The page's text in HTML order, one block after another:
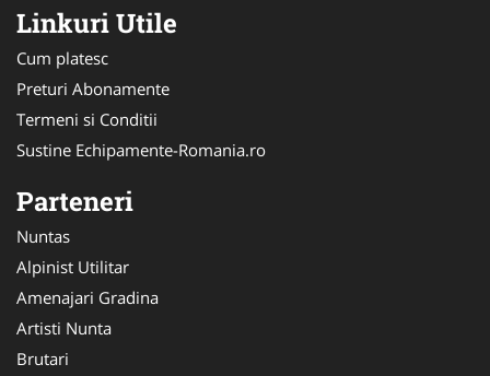
Linkuri Utile
Cum platesc
Preturi Abonamente
Termeni si Conditii
Sustine Echipamente-Romania.ro
Parteneri
Nuntas
Alpinist Utilitar
Amenajari Gradina
Artisti Nunta
Brutari